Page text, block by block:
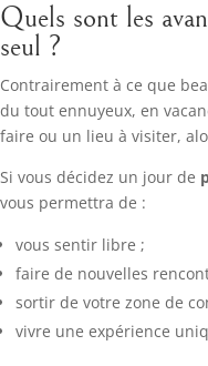
Quels sont les
seul ?
Contrairement à ce que
du tout ennuyeux, en
faire ou un lieu à visiter,
Si vous décidez un jour de
vous permettra de :
vous sentir libre ;
faire de nouvelles
sortir de votre zone de
vivre une expérience